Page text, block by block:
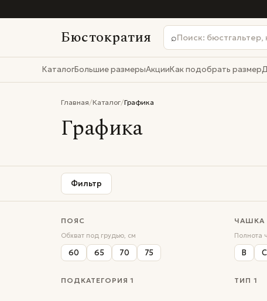
Бюстократия ⌕
КаталогБольшие размерыАкцииКак подобрать размер
Главная/Каталог/Графика
Графика
Фильтр
1 1 1 1
ПОЯС
Обхват под грудью, см
60 65 70 75
ЧАШКА
Полнота
B C
ПОДКАТЕГОРИЯ 1 ТИП 1